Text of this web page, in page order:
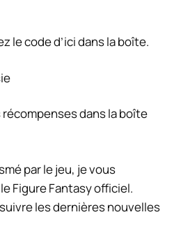
le code d’ici dans la boîte.
dans la boîte
par le jeu, je vous
Figure Fantasy officiel.
les dernières nouvelles